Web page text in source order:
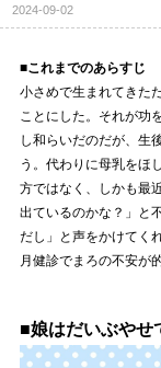
2024-09-02
■これまでのあらすじ
小さめで生まれてきた
ことにした。それが功
し和らいだのだが、生
う。代わりに母乳をほ
方ではなく、しかも最
出ているのかな？」と
だし」と声をかけてく
月健診でまろの不安が
■娘はだいぶやせ